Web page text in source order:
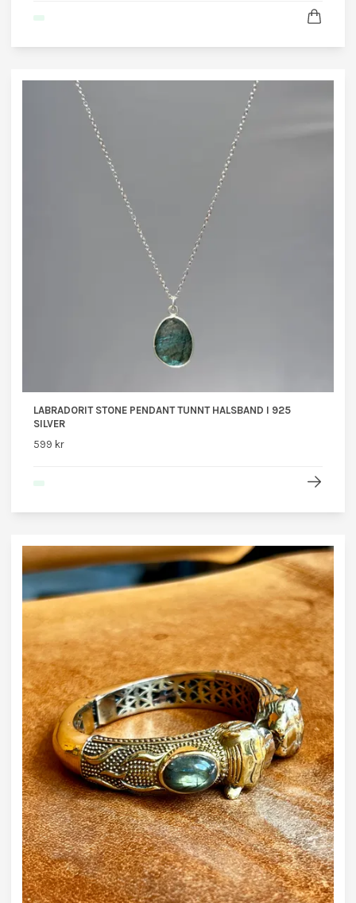
LABRADORIT STONE PENDANT TUNNT HALSBAND I 925
SILVER
599 kr